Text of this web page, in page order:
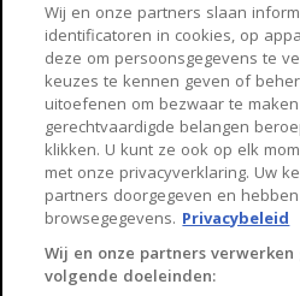
Arnhem
Huisnet
Over Huisnet
Algemene voorwaarden
Privacybeleid
Contact
Wij en onze partners slaan
identificatoren in cookies, op
deze om persoonsgegevens te
keuzes te kennen geven of
uitoefenen om bezwaar te
gerechtvaardigde belangen
klikken. U kunt ze ook op elk
met onze privacyverklaring. Uw
partners doorgegeven en
browsegegevens. Privacybeleid
Wij en onze partners
volgende doeleinden: